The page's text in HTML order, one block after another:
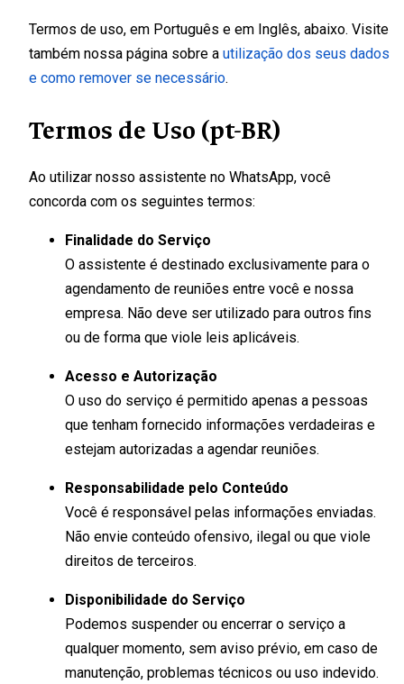
Termos de uso, em Português e em Inglês, abaixo. Visite
também nossa página sobre a utilização dos seus dados
e como remover se necessário.
Termos de Uso (pt-BR)
Ao utilizar nosso assistente no WhatsApp, você
concorda com os seguintes termos:
Finalidade do Serviço
O assistente é destinado exclusivamente para o
agendamento de reuniões entre você e nossa
empresa. Não deve ser utilizado para outros fins
ou de forma que viole leis aplicáveis.
Acesso e Autorização
O uso do serviço é permitido apenas a pessoas
que tenham fornecido informações verdadeiras e
estejam autorizadas a agendar reuniões.
Responsabilidade pelo Conteúdo
Você é responsável pelas informações enviadas.
Não envie conteúdo ofensivo, ilegal ou que viole
direitos de terceiros.
Disponibilidade do Serviço
Podemos suspender ou encerrar o serviço a
qualquer momento, sem aviso prévio, em caso de
manutenção, problemas técnicos ou uso indevido.